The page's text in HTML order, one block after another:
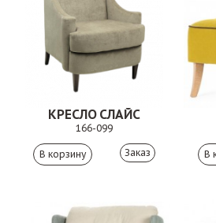
КРЕСЛО СЛАЙС
166-099
Заказ